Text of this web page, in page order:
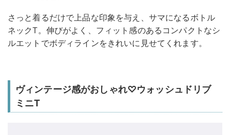
さっと着るだけで上品な印象を与え、サマになるボトル
ネックT。伸びがよく、フィット感のあるコンパクトなシ
ルエットでボディラインをきれいに見せてくれます。
ヴィンテージ感がおしゃれ♡ウォッシュドリブ
ミニT